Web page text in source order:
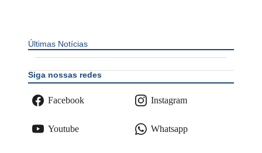
Últimas Notícias
Siga nossas redes
Facebook Instagram
Youtube Whatsapp